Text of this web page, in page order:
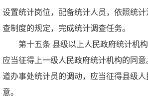
设置统计岗位，配备统计人员，依照统计
查制度的规定，完成统计调查任务。
第十五条 县级以上人民政府统计机
应当征得上一级人民政府统计机构的同
道办事处统计员的调动，应当征得县级人
意。